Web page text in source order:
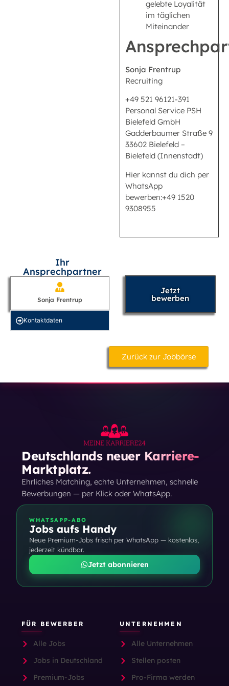
gelebte Loyalität
im täglichen
Miteinander
Sonja Frentrup
Recruiting
+49 521 96121-391
Personal Service PSH
Bielefeld GmbH
Gadderbaumer Straße 9
33602 Bielefeld –
Bielefeld (Innenstadt)
Hier kannst du dich per
WhatsApp
bewerben:+49 1520
9308955
Ihr
Ansprechpartner
Sonja Frentrup
Kontakt­daten
Jetzt
bewerben
Zurück zur Jobbörse
Deutschlands neuer Karriere-
Marktplatz.
Ehrliches Matching, echte Unternehmen, schnelle
Bewerbungen — per Klick oder WhatsApp.
WHATSAPP-ABO
Jobs aufs Handy
Neue Premium-Jobs frisch per WhatsApp — kostenlos,
jederzeit kündbar.
Jetzt abonnieren
FÜR BEWERBER
Alle Jobs
Jobs in Deutschland
Premium-Jobs
UNTERNEHMEN
Alle Unternehmen
Stellen posten
Pro-Firma werden